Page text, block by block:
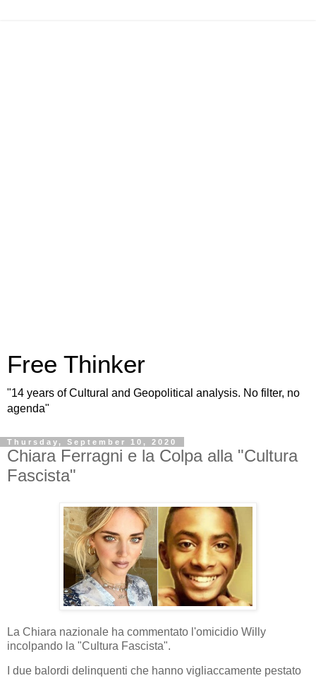
Free Thinker
"14 years of Cultural and Geopolitical analysis. No filter, no
agenda"
Thursday, September 10, 2020
Chiara Ferragni e la Colpa alla "Cultura
Fascista"
La Chiara nazionale ha commentato l'omicidio Willy
incolpando la "Cultura Fascista".
I due balordi delinquenti che hanno vigliaccamente pestato